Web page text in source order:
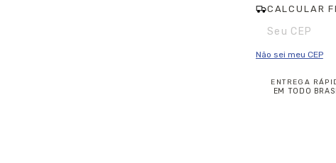
CALCULAR
Entregas para o
Não sei meu CEP
ENTREGA
EM TODO